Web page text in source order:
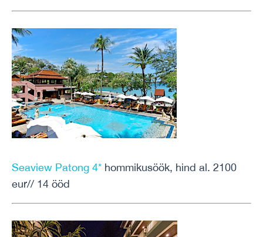
Seaview Patong 4* hommikusöök, hind al. 2100
eur// 14 ööd